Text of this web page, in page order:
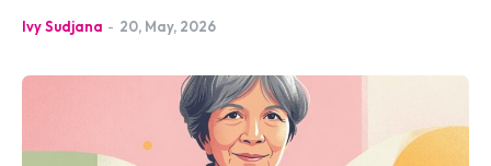
Ivy Sudjana - 20, May, 2026